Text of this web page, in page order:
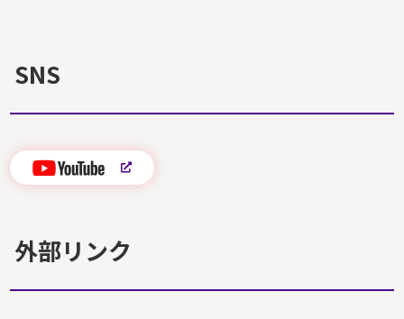
SNS
外部リンク